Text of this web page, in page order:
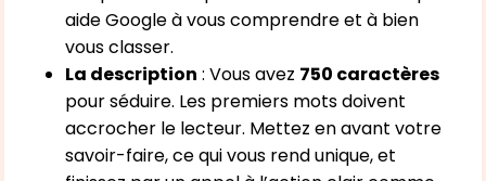
aide Google à vous comprendre et à bien
vous classer.
La description : Vous avez 750 caractères
pour séduire. Les premiers mots doivent
accrocher le lecteur. Mettez en avant votre
savoir-faire, ce qui vous rend unique, et